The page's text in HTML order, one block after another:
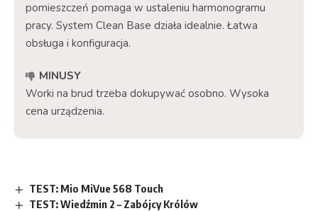
pomieszczeń pomaga w ustaleniu harmonogramu
pracy. System Clean Base działa idealnie. Łatwa
obsługa i konfiguracja.
MINUSY
Worki na brud trzeba dokupywać osobno. Wysoka
cena urządzenia.
TEST: Mio MiVue 568 Touch
TEST: Wiedźmin 2 – Zabójcy Królów